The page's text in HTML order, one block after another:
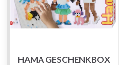
HAMA GESCHENKBOX